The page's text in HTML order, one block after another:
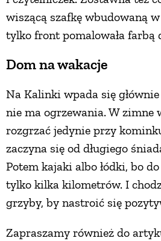
wiszącą szafkę wbudowaną
tylko front pomalowała farbą
Dom na wakacje
Na Kalinki wpada się
nie ma ogrzewania. W zimne
rozgrzać jedynie przy
zaczyna się od długiego
Potem kajaki albo łódki, bo
tylko kilka kilometrów. I
grzyby, by nastroić się
Zapraszamy również do